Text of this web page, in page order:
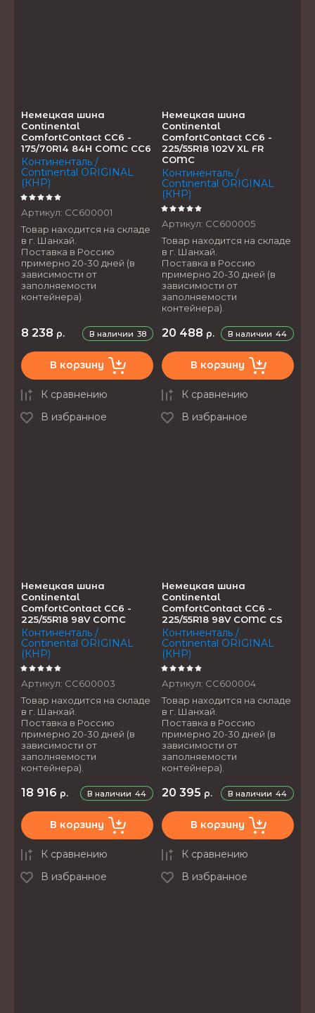
Немецкая шина
Continental
ComfortContact CC6 -
175/70R14 84H COMC CC6
Континенталь /
Continental ORIGINAL
(КНР)
Артикул: CC600001
Товар находится на складе
в г. Шанхай.
Поставка в Россию
примерно 20-30 дней (в
зависимости от
заполняемости
контейнера).
В наличии 38
8 238 р.
В корзину
К сравнению
В избранное
Немецкая шина
Continental
ComfortContact CC6 -
225/55R18 102V XL FR
COMC
Континенталь /
Continental ORIGINAL
(КНР)
Артикул: CC600005
Товар находится на складе
в г. Шанхай.
Поставка в Россию
примерно 20-30 дней (в
зависимости от
заполняемости
контейнера).
В наличии 44
20 488 р.
В корзину
К сравнению
В избранное
Немецкая шина
Continental
ComfortContact CC6 -
225/55R18 98V COMC
Континенталь /
Continental ORIGINAL
(КНР)
Артикул: CC600003
Товар находится на складе
в г. Шанхай.
Поставка в Россию
примерно 20-30 дней (в
зависимости от
заполняемости
контейнера).
В наличии 44
18 916 р.
В корзину
К сравнению
В избранное
Немецкая шина
Continental
ComfortContact CC6 -
225/55R18 98V COMC CS
Континенталь /
Continental ORIGINAL
(КНР)
Артикул: CC600004
Товар находится на складе
в г. Шанхай.
Поставка в Россию
примерно 20-30 дней (в
зависимости от
заполняемости
контейнера).
В наличии 44
20 395 р.
В корзину
К сравнению
В избранное